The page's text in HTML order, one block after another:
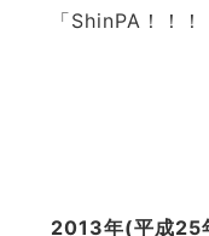
「ShinPA！！
2013年(平成25